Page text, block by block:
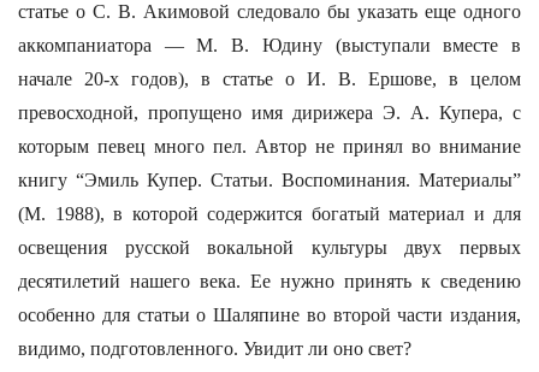
статье о С. В. Акимовой следовало бы указать еще одного
аккомпаниатора — М. В. Юдину (выступали вместе в
начале 20-х годов), в статье о И. В. Ершове, в целом
превосходной, пропущено имя дирижера Э. А. Купера, с
которым певец много пел. Автор не принял во внимание
книгу “Эмиль Купер. Статьи. Воспоминания. Материалы”
(М. 1988), в которой содержится богатый материал и для
освещения русской вокальной культуры двух первых
десятилетий нашего века. Ее нужно принять к сведению
особенно для статьи о Шаляпине во второй части издания,
видимо, подготовленного. Увидит ли оно свет?